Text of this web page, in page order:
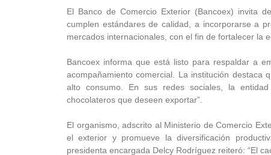
El Banco de Comercio Exterior (Bancoex) invita
cumplen estándares de calidad, a incorporarse a
mercados internacionales, con el fin de fortalecer la
Bancoex informa que está listo para respaldar a
acompañamiento comercial. La institución destaca
alto consumo. En sus redes sociales, la
chocolateros que deseen exportar”.
El organismo, adscrito al Ministerio de Comercio
el exterior y promueve la diversificación
presidenta encargada Delcy Rodríguez reiteró: “El